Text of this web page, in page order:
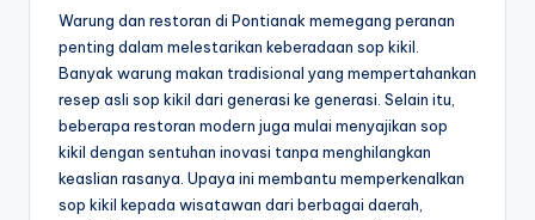
Warung dan restoran di Pontianak memegang peranan
penting dalam melestarikan keberadaan sop kikil.
Banyak warung makan tradisional yang mempertahankan
resep asli sop kikil dari generasi ke generasi. Selain itu,
beberapa restoran modern juga mulai menyajikan sop
kikil dengan sentuhan inovasi tanpa menghilangkan
keaslian rasanya. Upaya ini membantu memperkenalkan
sop kikil kepada wisatawan dari berbagai daerah,